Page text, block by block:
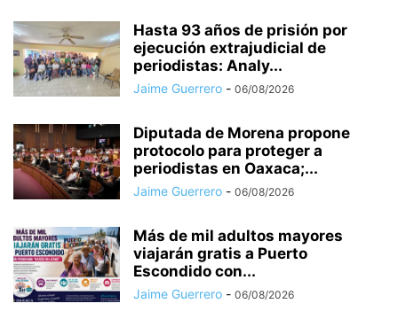
Hasta 93 años de prisión por
ejecución extrajudicial de
periodistas: Analy...
Jaime Guerrero - 06/08/2026
Diputada de Morena propone
protocolo para proteger a
periodistas en Oaxaca;...
Jaime Guerrero - 06/08/2026
Más de mil adultos mayores
viajarán gratis a Puerto
Escondido con...
Jaime Guerrero - 06/08/2026